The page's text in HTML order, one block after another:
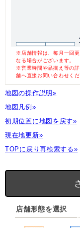
※店舗情報は、毎月一回
なる場合がございます。
※営業時間や品揃え等の
舗へ直接お問い合わせくだ
地図の操作説明»
地図凡例»
初期位置に地図を戻す»
現在地更新»
TOPに戻り再検索する»
店舗形態を選択